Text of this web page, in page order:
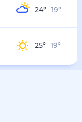
24° 19°
25° 19°